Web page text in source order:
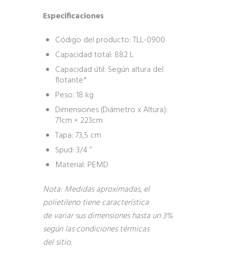
Especificaciones
Código del producto: TLL-0900
Capacidad total: 882 L
Capacidad útil: Según altura del
flotante*
Peso: 18 kg
Dimensiones (Diámetro x Altura):
71cm × 223cm
Tapa: 73,5 cm
Spud: 3/4 ”
Material: PEMD
Nota: Medidas aproximadas, el
polietileno tiene característica
de variar sus dimensiones hasta un 3%
según las condiciones térmicas
del sitio.